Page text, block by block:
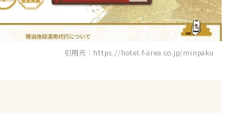
引用元：https://hotel.f-area.co.jp/minpaku